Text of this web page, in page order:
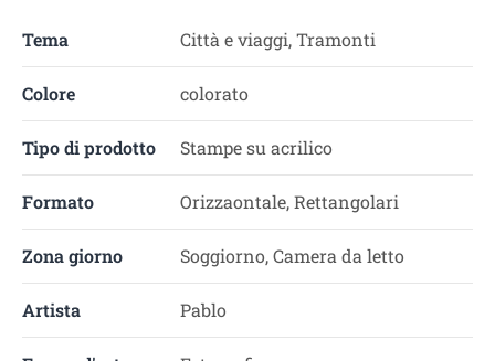
Tema Città e viaggi, Tramonti
Colore colorato
Tipo di prodotto Stampe su acrilico
Formato Orizzaontale, Rettangolari
Zona giorno Soggiorno, Camera da letto
Artista Pablo